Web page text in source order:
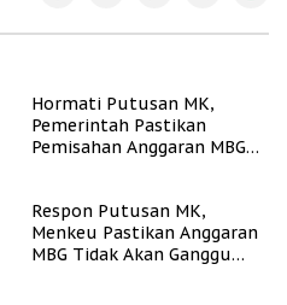
Hormati Putusan MK,
Pemerintah Pastikan
Pemisahan Anggaran MBG
Respon Putusan MK,
Menkeu Pastikan Anggaran
MBG Tidak Akan Ganggu